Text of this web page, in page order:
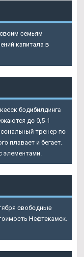
семьям
капитала в
бодибилдинга
до 0,5-1
тренер по
плавает и бегает.
элементами.
свободные
Нефтекамск.